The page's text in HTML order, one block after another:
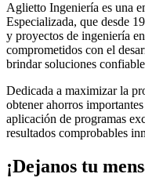
Aglietto Ingeniería es una
Especializada, que desde
y proyectos de ingeniería
comprometidos con el
brindar soluciones
Dedicada a maximizar la
obtener ahorros
aplicación de programas
resultados comprobables
¡Dejanos tu